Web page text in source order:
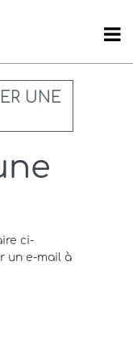
UNE
ci-
un e-mail à